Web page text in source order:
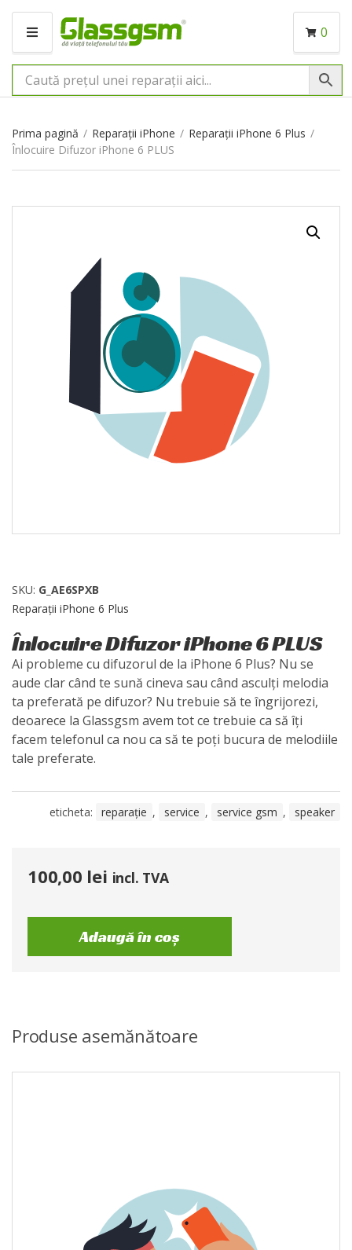
M
N
I
0
Prima pagină / Reparații iPhone / Reparații iPhone 6 Plus /
Înlocuire Difuzor iPhone 6 PLUS
SKU: G_AE6SPXB
Reparații iPhone 6 Plus
Înlocuire Difuzor iPhone 6 PLUS
Ai probleme cu difuzorul de la iPhone 6 Plus? Nu se
aude clar când te sună cineva sau când asculți melodia
ta preferată pe difuzor? Nu trebuie să te îngrijorezi,
deoarece la Glassgsm avem tot ce trebuie ca să îți
facem telefonul ca nou ca să te poți bucura de melodiile
tale preferate.
eticheta: reparație , service , service gsm , speaker
100,00 lei incl. TVA
Adaugă în coș
Produse asemănătoare